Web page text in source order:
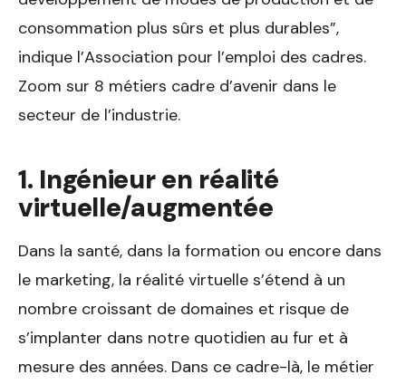
consommation plus sûrs et plus durables”,
indique l’Association pour l’emploi des cadres.
Zoom sur 8 métiers cadre d’avenir dans le
secteur de l’industrie.
1. Ingénieur en réalité
virtuelle/augmentée
Dans la santé, dans la formation ou encore dans
le marketing, la réalité virtuelle s’étend à un
nombre croissant de domaines et risque de
s’implanter dans notre quotidien au fur et à
mesure des années. Dans ce cadre-là, le métier